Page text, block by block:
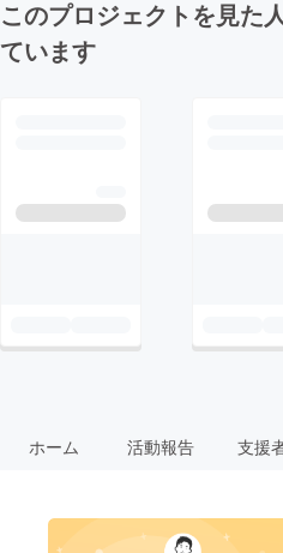
このプロジェクトを見た
ています
ホーム 活動報告 支援